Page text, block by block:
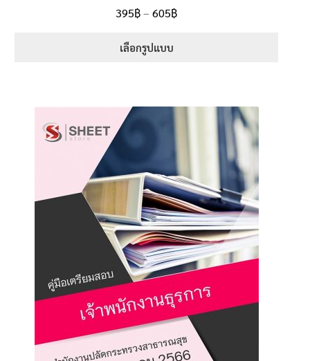
ให้คะแนน
5.00
ตั้งแต่
395฿– 605฿
เลือกรูปแบบ